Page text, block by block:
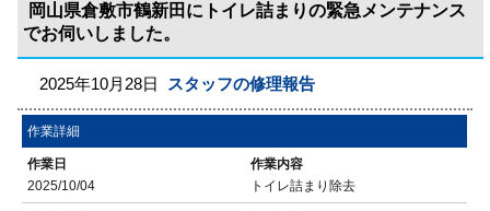
岡山県倉敷市鶴新田にトイレ詰まりの緊急メンテナンス
でお伺いしました。
2025年10月28日 スタッフの修理報告
作業詳細
作業日
2025/10/04
作業内容
トイレ詰まり除去